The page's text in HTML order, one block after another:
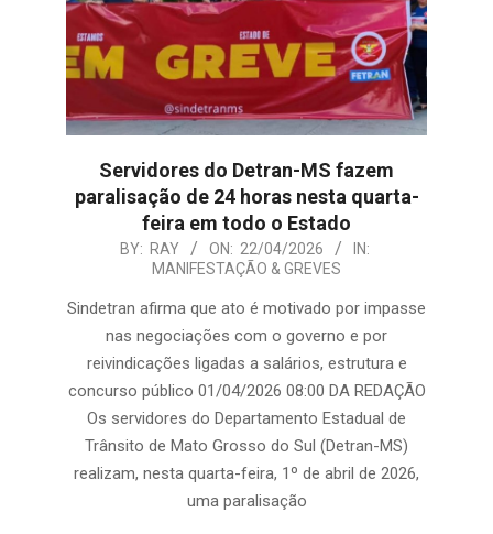
Servidores do Detran-MS fazem
paralisação de 24 horas nesta quarta-
feira em todo o Estado
22
BY: RAY ON: 22/04/2026
IN:
MANIFESTAÇÃO & GREVES
Sindetran afirma que ato é motivado por impasse
nas negociações com o governo e por
reivindicações ligadas a salários, estrutura e
concurso público 01/04/2026 08:00 DA REDAÇÃO
Os servidores do Departamento Estadual de
Trânsito de Mato Grosso do Sul (Detran-MS)
realizam, nesta quarta-feira, 1º de abril de 2026,
uma paralisação